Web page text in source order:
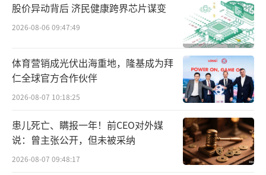
短短半年时间，携程股价便爬升了50%，
利好从何而来？出游数据的火热，仍是最重要
的基本盘。
据携程最新公布的2024年一季报显示，国
内酒店和机票预订量同比增长均超20%。在此
基础上，携程一季度营收119.2亿元，同比上升
29%，环比上升15%；净利润43.1亿元，同比
增长27.51%。
股价异动背后 济民健康跨界芯片谋变
2026-08-06 09:47:49
体育营销成光伏出海重地，隆基成为拜
仁全球官方合作伙伴
2026-08-07 10:18:25
患儿死亡、瞒报一年！前CEO对外媒
说：曾主张公开，但未被采纳
2026-08-07 09:48:17